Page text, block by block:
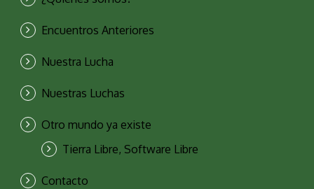
Encuentros Anteriores
Nuestra Lucha
Nuestras Luchas
Otro mundo ya existe
Tierra Libre, Software Libre
Contacto